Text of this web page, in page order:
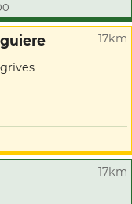
17km
17km